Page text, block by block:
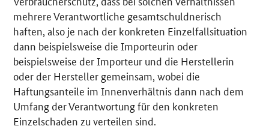
mehrere Verantwortliche gesamtschuldnerisch
haften, also je nach der konkreten Einzelfallsituation
dann beispielsweise die Importeurin oder
beispielsweise der Importeur und die Herstellerin
oder der Hersteller gemeinsam, wobei die
Haftungsanteile im Innenverhältnis dann nach dem
Umfang der Verantwortung für den konkreten
Einzelschaden zu verteilen sind.